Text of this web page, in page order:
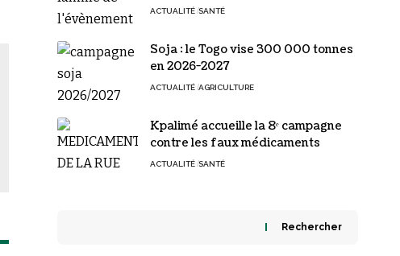
ACTUALITÉ SANTÉ
Soja : le Togo vise 300 000 tonnes
en 2026-2027
ACTUALITÉ AGRICULTURE
Kpalimé accueille la 8ᵉ campagne
contre les faux médicaments
ACTUALITÉ SANTÉ
Rechercher